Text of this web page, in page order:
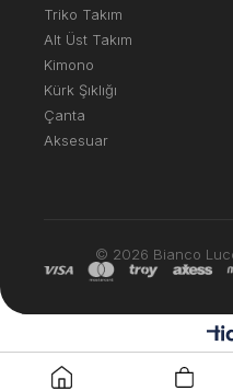
Triko Takım
Alt Üst Takım
Kimono
Kürk Şıklığı
Çanta
Aksesuar
© 2026 Bianco